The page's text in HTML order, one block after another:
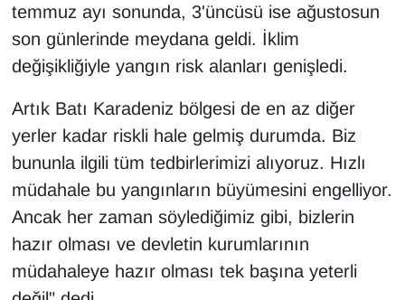
temmuz ayı sonunda, 3'üncüsü ise ağustosun
son günlerinde meydana geldi. İklim
değişikliğiyle yangın risk alanları genişledi.
Artık Batı Karadeniz bölgesi de en az diğer
yerler kadar riskli hale gelmiş durumda. Biz
bununla ilgili tüm tedbirlerimizi alıyoruz. Hızlı
müdahale bu yangınların büyümesini engelliyor.
Ancak her zaman söylediğimiz gibi, bizlerin
hazır olması ve devletin kurumlarının
müdahaleye hazır olması tek başına yeterli